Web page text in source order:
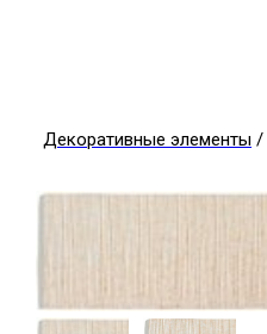
Декоративные элементы /